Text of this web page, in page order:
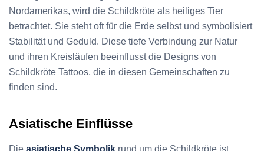
Nordamerikas, wird die Schildkröte als heiliges Tier
betrachtet. Sie steht oft für die Erde selbst und symbolisiert
Stabilität und Geduld. Diese tiefe Verbindung zur Natur
und ihren Kreisläufen beeinflusst die Designs von
Schildkröte Tattoos, die in diesen Gemeinschaften zu
finden sind.
Asiatische Einflüsse